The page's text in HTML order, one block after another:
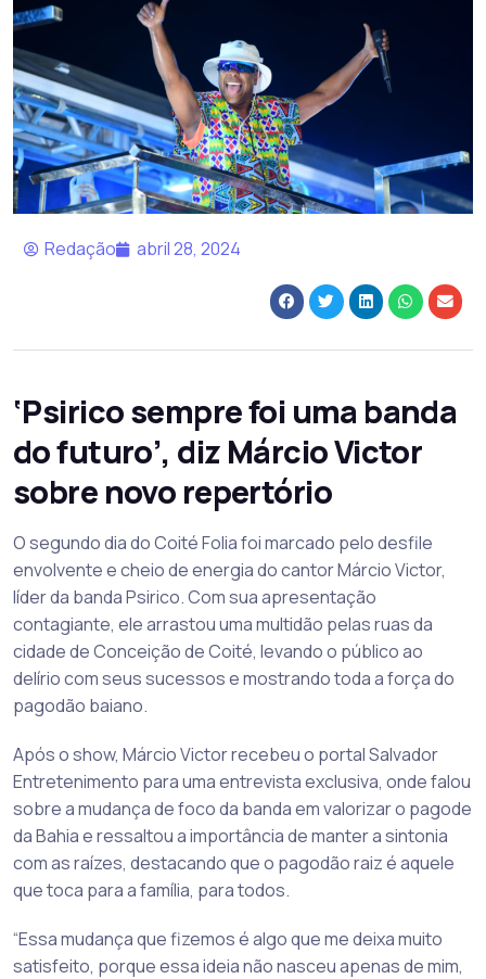
Redação abril 28, 2024
‘Psirico sempre foi uma banda
do futuro’, diz Márcio Victor
sobre novo repertório
O segundo dia do Coité Folia foi marcado pelo desfile
envolvente e cheio de energia do cantor Márcio Victor,
líder da banda Psirico. Com sua apresentação
contagiante, ele arrastou uma multidão pelas ruas da
cidade de Conceição de Coité, levando o público ao
delírio com seus sucessos e mostrando toda a força do
pagodão baiano.
Após o show, Márcio Victor recebeu o portal Salvador
Entretenimento para uma entrevista exclusiva, onde falou
sobre a mudança de foco da banda em valorizar o pagode
da Bahia e ressaltou a importância de manter a sintonia
com as raízes, destacando que o pagodão raiz é aquele
que toca para a família, para todos.
“Essa mudança que fizemos é algo que me deixa muito
satisfeito, porque essa ideia não nasceu apenas de mim,